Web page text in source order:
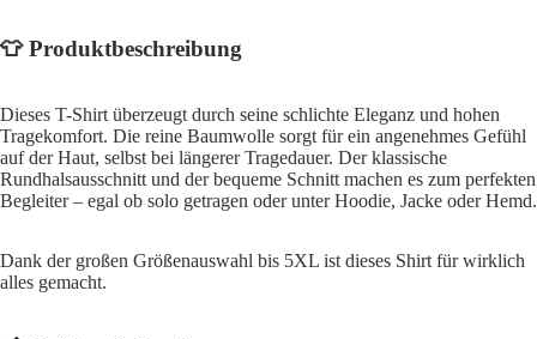
👕 Produktbeschreibung
Dieses T-Shirt überzeugt durch seine schlichte Eleganz und hohen
Tragekomfort. Die reine Baumwolle sorgt für ein angenehmes Gefühl
auf der Haut, selbst bei längerer Tragedauer. Der klassische
Rundhalsausschnitt und der bequeme Schnitt machen es zum perfekten
Begleiter – egal ob solo getragen oder unter Hoodie, Jacke oder Hemd.
Dank der großen Größenauswahl bis 5XL ist dieses Shirt für wirklich
alles gemacht.